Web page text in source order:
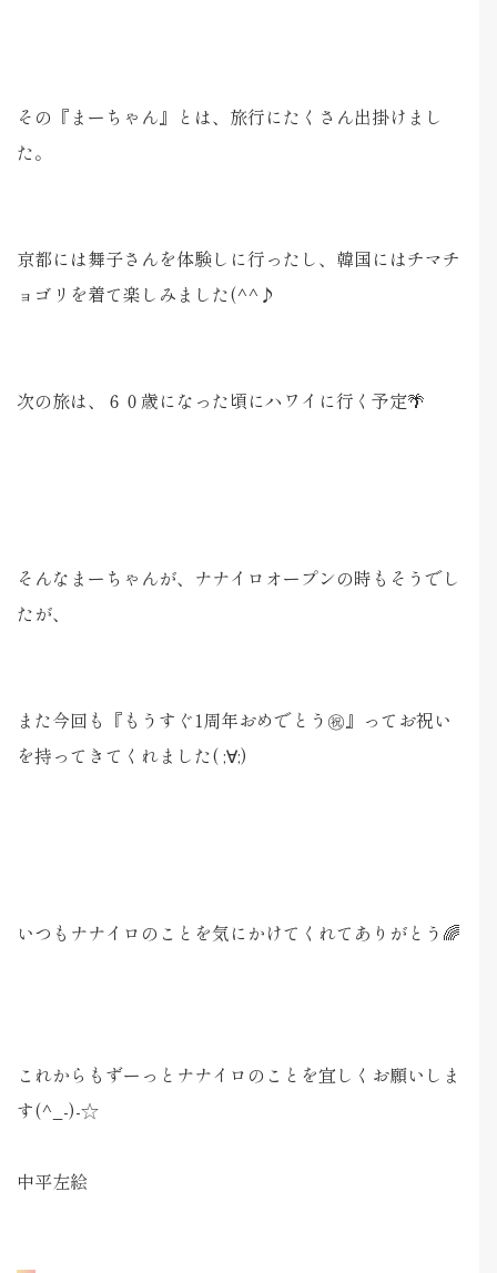
その『まーちゃん』とは、旅行にたくさん出掛けまし
た。
京都には舞子さんを体験しに行ったし、韓国にはチマチ
ョゴリを着て楽しみました(^^♪
次の旅は、６０歳になった頃にハワイに行く予定🌴
そんなまーちゃんが、ナナイロオープンの時もそうでし
たが、
また今回も『もうすぐ1周年おめでとう㊗』ってお祝い
を持ってきてくれました( ;∀;)
いつもナナイロのことを気にかけてくれてありがとう🌈
これからもずーっとナナイロのことを宜しくお願いしま
す(^_-)-☆
中平左絵